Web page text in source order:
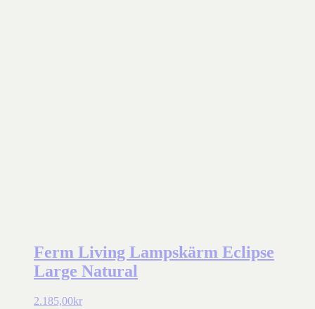
Ferm Living Lampskärm Eclipse
Large Natural
2.185,00kr